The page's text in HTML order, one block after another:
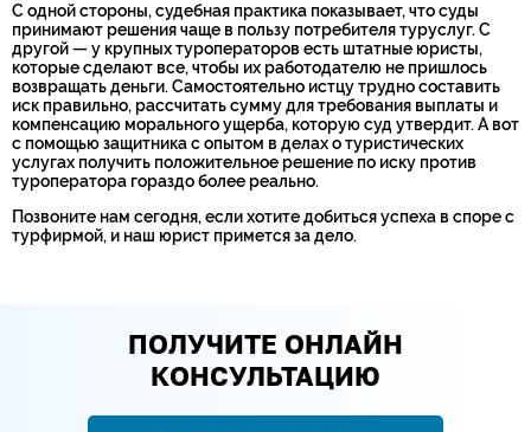
С одной стороны, судебная практика показывает, что суды
принимают решения чаще в пользу потребителя туруслуг. С
другой — у крупных туроператоров есть штатные юристы,
которые сделают все, чтобы их работодателю не пришлось
возвращать деньги. Самостоятельно истцу трудно составить
иск правильно, рассчитать сумму для требования выплаты и
компенсацию морального ущерба, которую суд утвердит. А вот
с помощью защитника с опытом в делах о туристических
услугах получить положительное решение по иску против
туроператора гораздо более реально.
Позвоните нам сегодня, если хотите добиться успеха в споре с
турфирмой, и наш юрист примется за дело.
ПОЛУЧИТЕ ОНЛАЙН
КОНСУЛЬТАЦИЮ